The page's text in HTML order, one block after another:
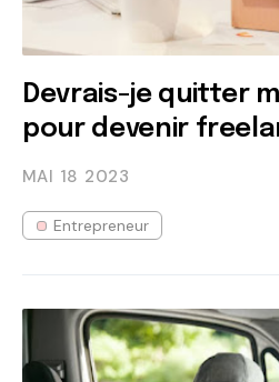
Devrais-je quitter
pour devenir
MAI 18 2023
Entrepreneur